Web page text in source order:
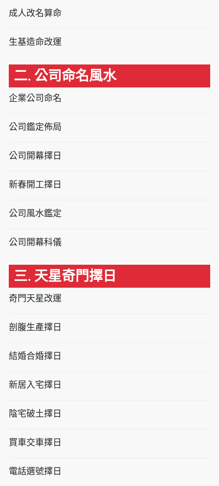
成人改名算命
生基造命改運
二. 公司命名風水
企業公司命名
公司鑑定佈局
公司開幕擇日
新春開工擇日
公司風水鑑定
公司開幕科儀
三. 天星奇門擇日
奇門天星改運
剖腹生產擇日
結婚合婚擇日
新居入宅擇日
陰宅破土擇日
買車交車擇日
電話選號擇日